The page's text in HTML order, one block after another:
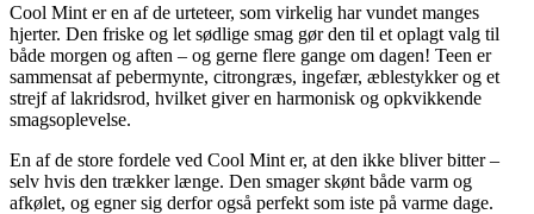
Cool Mint er en af de urteteer, som virkelig har vundet manges
hjerter. Den friske og let sødlige smag gør den til et oplagt valg til
både morgen og aften – og gerne flere gange om dagen! Teen er
sammensat af pebermynte, citrongræs, ingefær, æblestykker og et
strejf af lakridsrod, hvilket giver en harmonisk og opkvikkende
smagsoplevelse.
En af de store fordele ved Cool Mint er, at den ikke bliver bitter –
selv hvis den trækker længe. Den smager skønt både varm og
afkølet, og egner sig derfor også perfekt som iste på varme dage.